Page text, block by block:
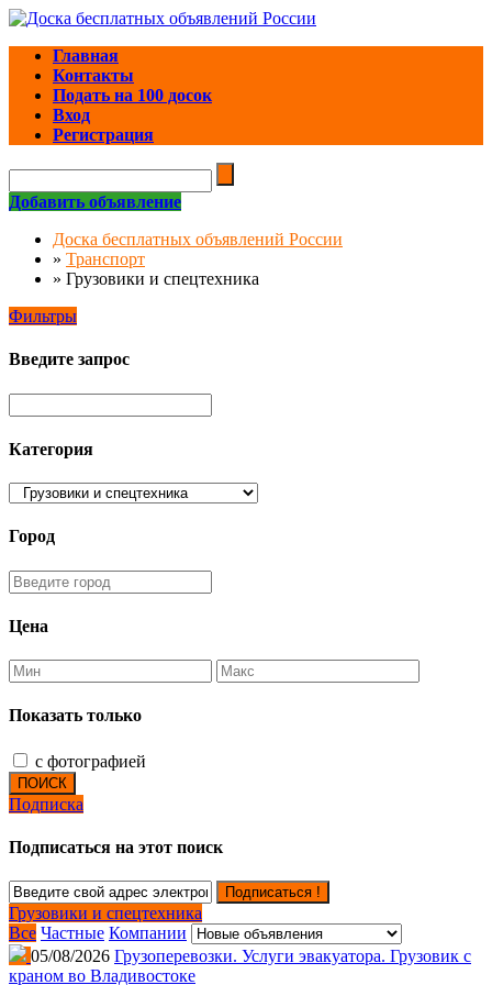
Главная
Контакты
Подать на 100 досок
Вход
Регистрация
Добавить объявление
Доска бесплатных объявлений России
» Транспорт
» Грузовики и спецтехника
Фильтры
Введите запрос
Категория
Город
Цена
Показать только
с фотографией
ПОИСК
Подписка
Подписаться на этот поиск
Подписаться !
Грузовики и спецтехника
Все Частные Компании
05/08/2026 Грузоперевозки. Услуги эвакуатора. Грузовик с
краном во Владивостоке